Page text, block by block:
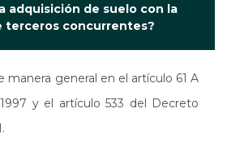
adquisición de suelo con la
terceros concurrentes?
manera general en el artículo 61 A
y el artículo 533 del Decreto